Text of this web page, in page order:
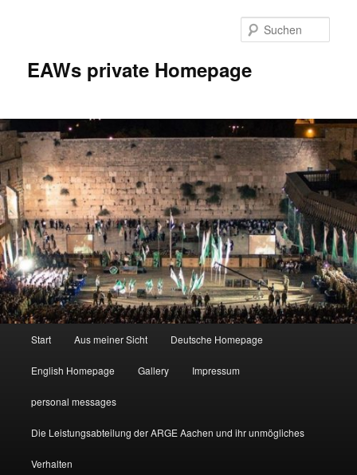
EAWs private Homepage
Start Aus meiner Sicht Deutsche Homepage
English Homepage Gallery Impressum
personal messages
Die Leistungsabteilung der ARGE Aachen und ihr unmögliches
Verhalten